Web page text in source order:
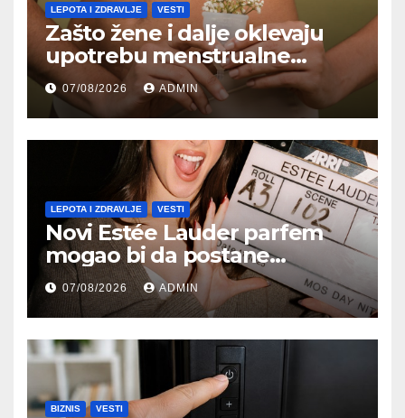
LEPOTA I ZDRAVLJE VESTI
Zašto žene i dalje oklevaju
upotrebu menstrualne
čašice?
07/08/2026 ADMIN
LEPOTA I ZDRAVLJE VESTI
Novi Estée Lauder parfem
mogao bi da postane
najpoželjniji miris jeseni
07/08/2026 ADMIN
BIZNIS VESTI